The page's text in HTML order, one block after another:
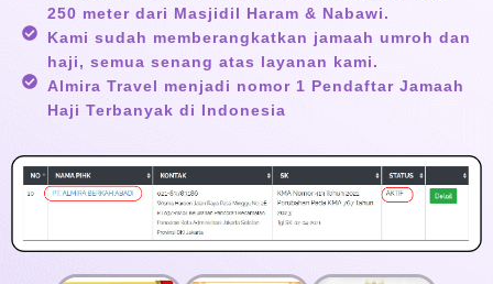
250 meter dari Masjidil Haram & Nabawi.
Kami sudah memberangkatkan jamaah umroh dan
haji, semua senang atas layanan kami.
Almira Travel menjadi nomor 1 Pendaftar Jamaah
Haji Terbanyak di Indonesia